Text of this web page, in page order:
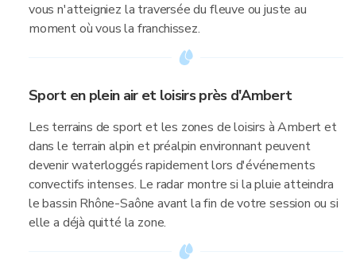
vous n'atteigniez la traversée du fleuve ou juste au
moment où vous la franchissez.
Sport en plein air et loisirs près d'Ambert
Les terrains de sport et les zones de loisirs à Ambert et
dans le terrain alpin et préalpin environnant peuvent
devenir waterloggés rapidement lors d'événements
convectifs intenses. Le radar montre si la pluie atteindra
le bassin Rhône-Saône avant la fin de votre session ou si
elle a déjà quitté la zone.